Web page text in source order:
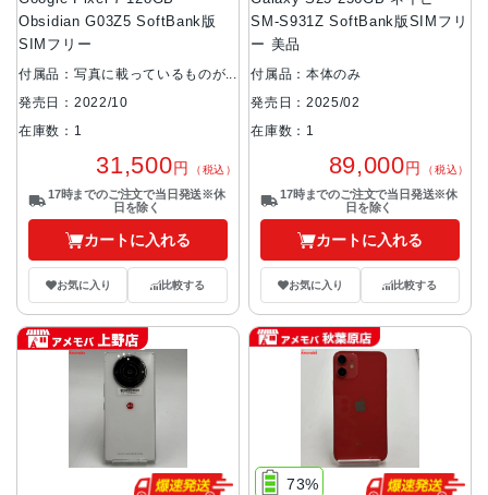
Obsidian G03Z5 SoftBank版
SIMフリー
付属品：写真に載っているものが
全てです
発売日：2022/10
在庫数：1
31,500円 （税込）
17時までのご注文で当日発送※休
日を除く
カートに入れる
お気に入り 比較する
SM-S931Z SoftBank版SIMフリ
ー 美品
付属品：本体のみ
発売日：2025/02
在庫数：1
89,000円 （税込）
17時までのご注文で当日発送※休
日を除く
カートに入れる
お気に入り 比較する
73%